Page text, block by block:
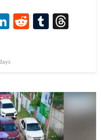
LinkedIn
RedditTumblr